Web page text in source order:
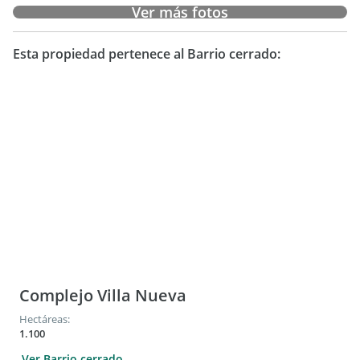
Ver más fotos
Esta propiedad pertenece al Barrio cerrado:
Complejo Villa Nueva
Hectáreas:
1.100